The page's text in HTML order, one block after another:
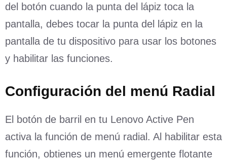
del botón cuando la punta del lápiz toca la
pantalla, debes tocar la punta del lápiz en la
pantalla de tu dispositivo para usar los botones
y habilitar las funciones.
Configuración del menú Radial
El botón de barril en tu Lenovo Active Pen
activa la función de menú radial. Al habilitar esta
función, obtienes un menú emergente flotante